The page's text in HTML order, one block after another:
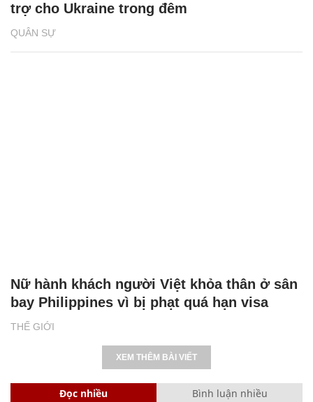
QUÂN SỰ
trợ cho Ukraine trong đêm
THẾ GIỚI
Nữ hành khách người Việt khỏa thân ở sân
bay Philippines vì bị phạt quá hạn visa
XEM THÊM BÀI VIẾT
Đọc nhiều Bình luận nhiều